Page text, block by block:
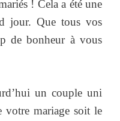
! Cela a été une
jour. Que tous vos
de bonheur à vous
un couple uni
votre mariage soit le